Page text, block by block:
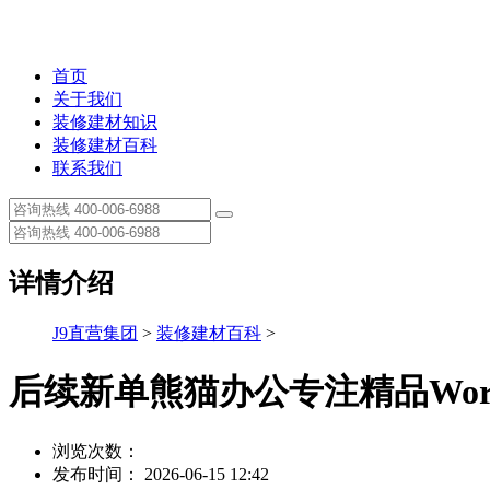
首页
关于我们
装修建材知识
装修建材百科
联系我们
详情介绍
J9直营集团 > 装修建材百科 >
后续新单熊猫办公专注精品
浏览次数：
发布时间： 2026-06-15 12:42